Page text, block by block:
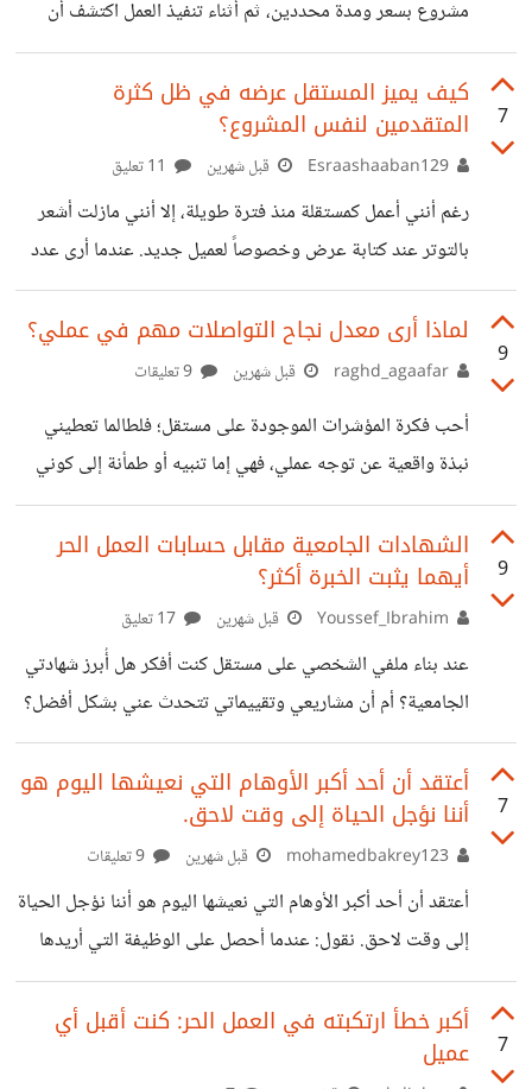
مشروع بسعر ومدة محددين، ثم أثناء تنفيذ العمل اكتشف أن
حجم الجهد والوقت المطلوب أكبر بكثير مما كان متوقعه عند
الاتفاق، فوجد نفسه في حيرة وبيسأل هل يطلب إعادة تسعير
للمشروع أم يلتزم بالسعر المتفق عليه؟ بصراحة أرى أن المشكلة
ترجع إلى تقدير حجم العمل من البداية، لأن الزيادة الكبيرة في
الوقت والجهد لا تُعد فرق بسيط يمكن تجاهله، بل تدل على أن
التقدير الأول لم يكن دقيق بما يكفي.
7
كيف يميز المستقل عرضه في ظل كثرة
المتقدمين لنفس المشروع؟
قبل شهرين
رغم أنني أعمل كمستقلة منذ فترة طويلة، إلا أنني مازلت أشعر
بالتوتر عند كتابة عرض وخصوصاً لعميل جديد. عندما أرى عدد
المستقلين المتقدمين على نفس المشروع، فأبدأ بالتفكير ما الذي
قد يجعل العميل يختار عرضي أنا تحديدًا وسط كل هذه
العروض؟ أقضي وقت طويل فقط في التفكير بطريقة الكتابة،
قراءة العرض أو يتخطاه من البداية. وأنا ابحث عن الطريقه
المناسبه رأيت نقاش بين بعض المستقلين يتحدثون عن هذه
النقطة،
9
لماذا أرى معدل نجاح التواصلات مهم في عملي؟
قبل شهرين
أحب فكرة المؤشرات الموجودة على مستقل؛ فلطالما تعطيني
نبذة واقعية عن توجه عملي، فهي إما تنبيه أو طمأنة إلى كوني
أسير بشكل صحيح في مشاريعي. ومعدل نجاح التواصلات
بالذات ليس رقم عشوائي بالنسبة لي؛ فهو يجيبني على أسئلة
مثل: - هل أركز على المشاريع التي تناسب مهاراتي بدقة، أم أنني
أقع في فخ التقديم العشوائي؟ - هل أمتلك القدرة على إقناع
صاحب المشروع وكسب التفاوض بعد أن يفتح باب التواصل
معي ومع غيري من المستقلين؟ - هل عروضي وملفي الشخصي
9
الشهادات الجامعية مقابل حسابات العمل الحر
أيهما يثبت الخبرة أكثر؟
قبل شهرين
عند بناء ملفي الشخصي على مستقل كنت أفكر هل أُبرز شهادتي
الجامعية؟ أم أن مشاريعي وتقييماتي تتحدث عني بشكل أفضل؟
وأيهما يقنع صاحب المشروع أكثر؟ مع الوقت وجدت نفسي أعود
إلى سؤال أبسط ما الذي يبحث عنه صاحب المشروع عندما يفتح
ملف مستقل؟ في رأيي، صاحب المشروع يبحث عن الشخص
القادر على تنفيذ ما يحتاجه بالمستوى الذي يتوقعه أكثر من
البحث عن الشهادات والدراسات، لهذا بدأت ألاحظ أن الشهادة
الأكاديمية تجيب عن سؤال ماذا درست؟ بينما يجيب سجل العمل
7
أعتقد أن أحد أكبر الأوهام التي نعيشها اليوم هو
أننا نؤجل الحياة إلى وقت لاحق.
قبل شهرين
أعتقد أن أحد أكبر الأوهام التي نعيشها اليوم هو أننا نؤجل الحياة
إلى وقت لاحق. نقول: عندما أحصل على الوظيفة التي أريدها
سأرتاح. عندما يزيد دخلي سأكون سعيدًا. عندما أنتهي من هذه
المرحلة سأبدأ في الاستمتاع بحياتي. عندما أحقق هدفي القادم
سأشعر بالرضا. لكن الغريب أن هذا "الوقت المناسب" لا يأتي أبدًا.
7
أكبر خطأ ارتكبته في العمل الحر: كنت أقبل أي
عميل